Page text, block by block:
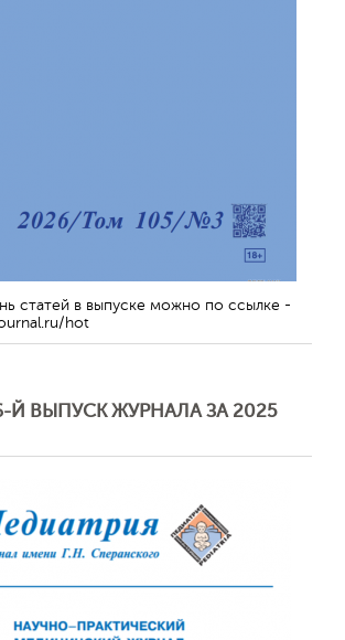
статей в выпуске можно по ссылке -
hot
Й ВЫПУСК ЖУРНАЛА ЗА 2025